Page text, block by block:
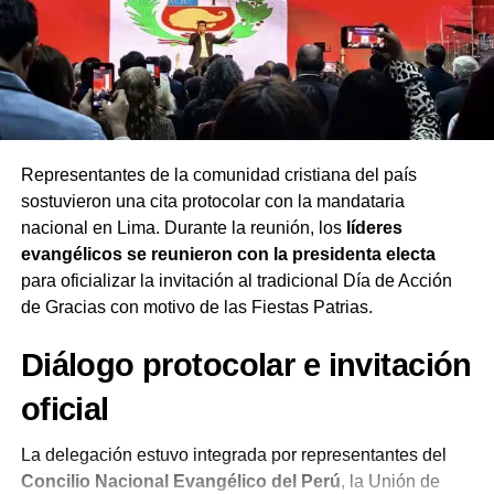
Un momento significativo del evento fue laentrega de
una Bibliaa la jefa de Estado por parte de los pastores
anfitriones. Según se explicó en la prédica, este gesto no
representa un amuleto o un adorno protocolar, sino un
superior a su propia voluntad para aprender a no creerse
superior a sus ciudadanos.
Por su parte, elpastor Humberto Laydirigió la oración
por el Perú, recordando que la presidenta juró su cargo
hace apenas 48 horas. Lay pidió a Dios que otorgue a
y un espíritu de servicio para enfrentar problemas críticos
corrupción.
Al concluir la actividad, que duró aproximadamente una
Representantes de la comunidad cristiana del país
sostuvieron una cita protocolar con la mandataria
nacional en Lima. Durante la reunión, los líderes
evangélicos se reunieron con la presidenta electa
para oficializar la invitación al tradicional Día de Acción
de Gracias con motivo de las Fiestas Patrias.
Diálogo protocolar e invitación
oficial
La delegación estuvo integrada por representantes del
Concilio Nacional Evangélico del Perú, la Unión de